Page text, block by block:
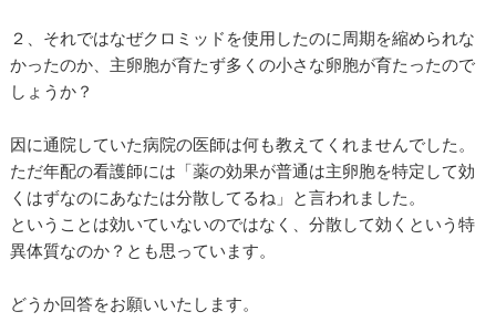
２、それではなぜクロミッドを使用したのに周期を縮められな
かったのか、主卵胞が育たず多くの小さな卵胞が育たったので
しょうか？
因に通院していた病院の医師は何も教えてくれませんでした。
ただ年配の看護師には「薬の効果が普通は主卵胞を特定して効
くはずなのにあなたは分散してるね」と言われました。
ということは効いていないのではなく、分散して効くという特
異体質なのか？とも思っています。
どうか回答をお願いいたします。